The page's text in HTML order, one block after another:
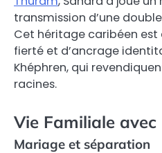
transmission d’une
Cet héritage caribéen est
fierté et d’ancrage
Khéphren, qui
racines.
Vie Familiale
Mariage et séparation